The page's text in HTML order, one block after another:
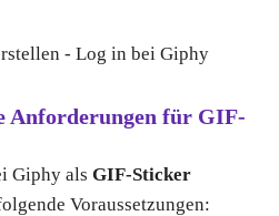
Anforderungen für GIF-
Giphy als GIF-Sticker
Voraussetzungen: